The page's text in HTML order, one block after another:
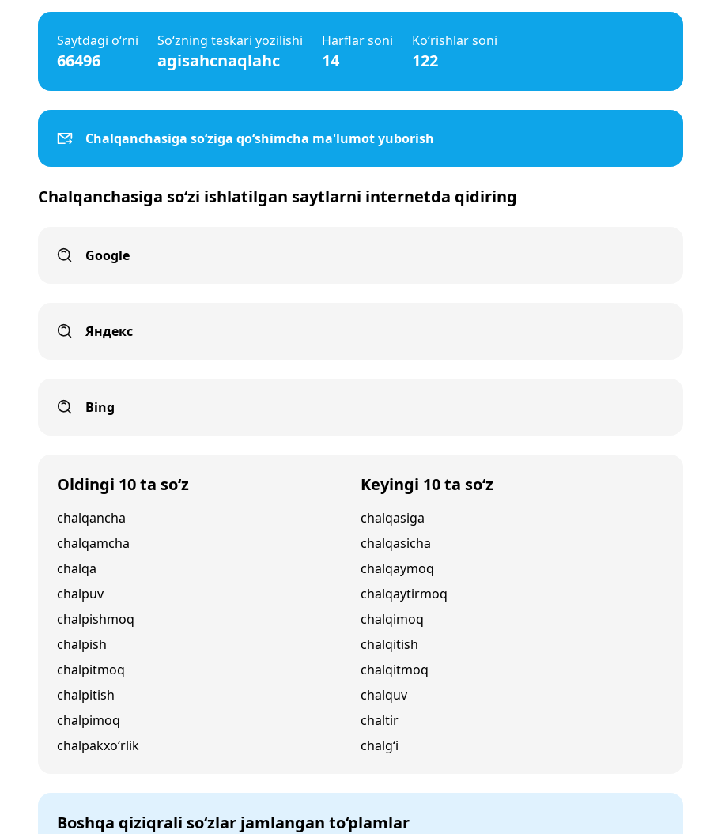
Saytdagi o‘rni
66496
So‘zning teskari yozilishi
agisahcnaqlahc
Harflar soni
14
Ko‘rishlar soni
122
Chalqanchasiga so‘ziga qo‘shimcha ma'lumot yuborish
Chalqanchasiga so‘zi ishlatilgan saytlarni internetda qidiring
Google
Яндекс
Bing
Oldingi 10 ta so‘z
chalqancha
chalqamcha
chalqa
chalpuv
chalpishmoq
chalpish
chalpitmoq
chalpitish
chalpimoq
chalpakxo‘rlik
Keyingi 10 ta so‘z
chalqasiga
chalqasicha
chalqaymoq
chalqaytirmoq
chalqimoq
chalqitish
chalqitmoq
chalquv
chaltir
chalg‘i
Boshqa qiziqrali so‘zlar jamlangan to‘plamlar